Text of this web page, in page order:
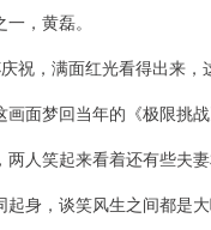
，黄磊。
，满面红光看得出来，
面梦回当年的《极限挑战
人笑起来看着还有些夫妻
身，谈笑风生之间都是大